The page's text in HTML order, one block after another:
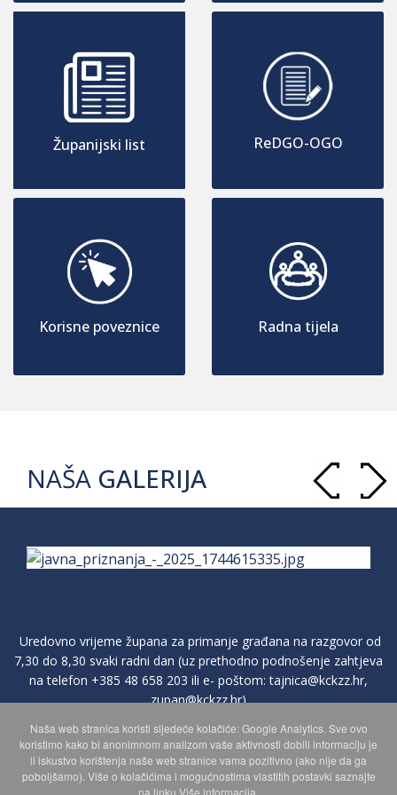
Županijski list
Korisne poveznice
ReDGO-OGO
Radna tijela
NAŠA GALERIJA
Uredovno vrijeme župana za primanje građana na razgovor od
7,30 do 8,30 svaki radni dan (uz prethodno podnošenje zahtjeva
na telefon +385 48 658 203 ili e- poštom:tajnica@kckzz.hr,
zupan@kckzz.hr)
POLITIKA ZAŠTITE PRIVATNOSTI OSOBNIH PODATAKA
Naša web stranica koristi sljedeće kolačiće: Google Analytics. Sve ovo
koristimo kako bi anonimnom analizom vaše aktivnosti dobili informaciju je
li iskustvo korištenja naše web stranice vama pozitivno (ako nije da ga
poboljšamo). Više o kolačićima i mogućnostima vlastitih postavki saznajte
na linku Više informacija.